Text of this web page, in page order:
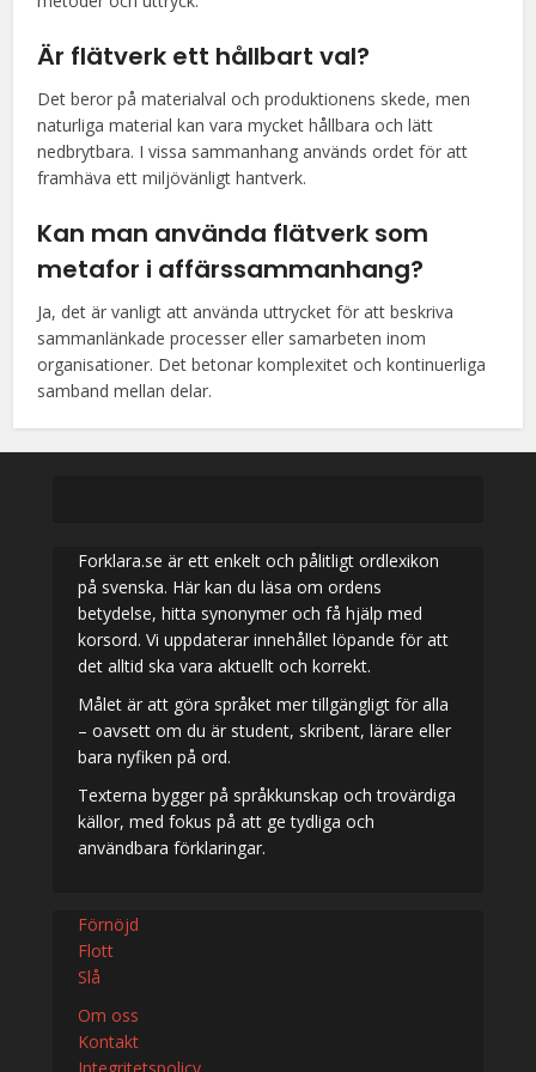
Är flätverk ett hållbart val?
Det beror på materialval och produktionens skede, men
naturliga material kan vara mycket hållbara och lätt
nedbrytbara. I vissa sammanhang används ordet för att
framhäva ett miljövänligt hantverk.
Kan man använda flätverk som
metafor i affärssammanhang?
Ja, det är vanligt att använda uttrycket för att beskriva
sammanlänkade processer eller samarbeten inom
organisationer. Det betonar komplexitet och kontinuerliga
samband mellan delar.
Forklara.se är ett enkelt och pålitligt ordlexikon
på svenska. Här kan du läsa om ordens
betydelse, hitta synonymer och få hjälp med
korsord. Vi uppdaterar innehållet löpande för att
det alltid ska vara aktuellt och korrekt.
Målet är att göra språket mer tillgängligt för alla
– oavsett om du är student, skribent, lärare eller
bara nyfiken på ord.
Texterna bygger på språkkunskap och trovärdiga
källor, med fokus på att ge tydliga och
användbara förklaringar.
Förnöjd
Flott
Slå
Om oss
Kontakt